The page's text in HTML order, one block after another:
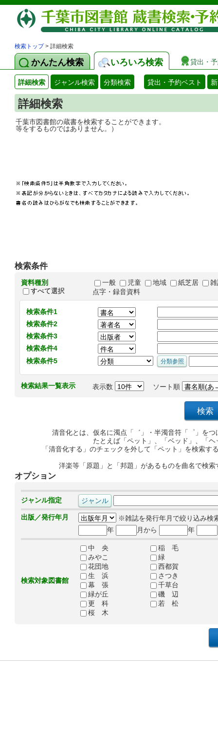
検索トップ> 詳細検索
かんたん検索 いろいろ検索 貸出・
詳細検索 ジャンル検索 分類検索 貸出・予約ベスト
詳細検索
千葉市図書館の蔵書を検索することがで
等をするものではありません。）
検索条件
資料種別
すべて選択
一般 児童 地域 紙芝居
点字・録音資料
検索条件1
検索条件2
検索条件3
検索条件4
検索条件5
検索結果一覧表示 表示数 ソート順
清音化とは、仮名に濁点「゛」・半濁音符「゜」を
たとえば「ペット」、「ベッド」、「
「清音化する」のチェックを外して「ペット」を検索
洋楽等「原題」と「邦題」があるものを曲名で検
オプション
ジャンル指定
出版／発行年月
※雑誌を発行年月で絞り込み検
年
月から 年
検索対象図書館
中 央
稲 毛
みやこ
緑
花団地
西都賀
生 浜
さつき
幕 張
千草台
緑が丘
磯 辺
更 科
若 松
桜 木